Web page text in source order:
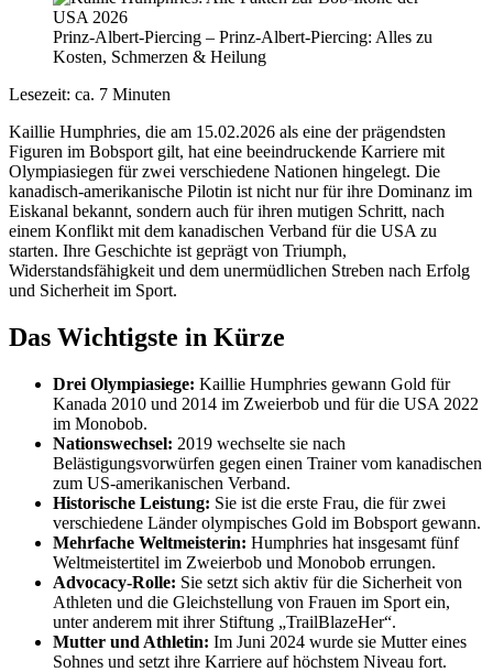
Prinz-Albert-Piercing – Prinz-Albert-Piercing: Alles zu
Kosten, Schmerzen & Heilung
Lesezeit: ca. 7 Minuten
Kaillie Humphries, die am 15.02.2026 als eine der prägendsten
Figuren im Bobsport gilt, hat eine beeindruckende Karriere mit
Olympiasiegen für zwei verschiedene Nationen hingelegt. Die
kanadisch-amerikanische Pilotin ist nicht nur für ihre Dominanz im
Eiskanal bekannt, sondern auch für ihren mutigen Schritt, nach
einem Konflikt mit dem kanadischen Verband für die USA zu
starten. Ihre Geschichte ist geprägt von Triumph,
Widerstandsfähigkeit und dem unermüdlichen Streben nach Erfolg
und Sicherheit im Sport.
Das Wichtigste in Kürze
Drei Olympiasiege: Kaillie Humphries gewann Gold für
Kanada 2010 und 2014 im Zweierbob und für die USA 2022
im Monobob.
Nationswechsel: 2019 wechselte sie nach
Belästigungsvorwürfen gegen einen Trainer vom kanadischen
zum US-amerikanischen Verband.
Historische Leistung: Sie ist die erste Frau, die für zwei
verschiedene Länder olympisches Gold im Bobsport gewann.
Mehrfache Weltmeisterin: Humphries hat insgesamt fünf
Weltmeistertitel im Zweierbob und Monobob errungen.
Advocacy-Rolle: Sie setzt sich aktiv für die Sicherheit von
Athleten und die Gleichstellung von Frauen im Sport ein,
unter anderem mit ihrer Stiftung „TrailBlazeHer“.
Mutter und Athletin: Im Juni 2024 wurde sie Mutter eines
Sohnes und setzt ihre Karriere auf höchstem Niveau fort.